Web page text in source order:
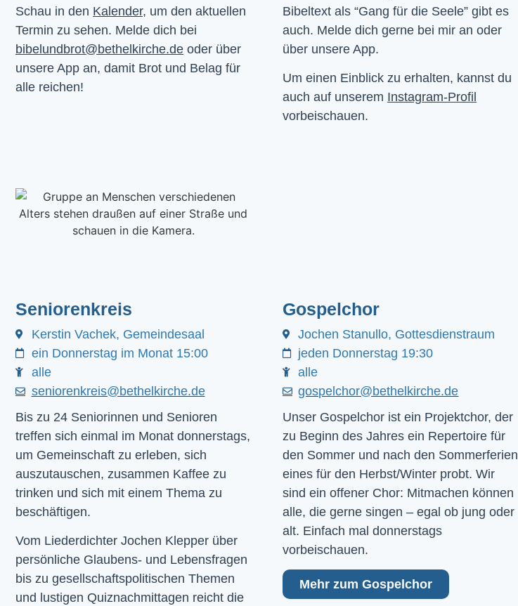
Schau in den Kalender, um den aktuellen
Termin zu sehen. Melde dich bei
bibelundbrot@bethelkirche.de oder über
unsere App an, damit Brot und Belag für
alle reichen!
Bibeltext als “Gang für die Seele” gibt es
auch. Melde dich gerne bei mir an oder
über unsere App.
Um einen Einblick zu erhalten, kannst du
auch auf unserem Instagram-Profil
vorbeischauen.
Seniorenkreis
Kerstin Vachek, Gemeindesaal
ein Donnerstag im Monat 15:00
alle
seniorenkreis@bethelkirche.de
Bis zu 24 Seniorinnen und Senioren
treffen sich einmal im Monat donnerstags,
um Gemeinschaft zu erleben, sich
auszutauschen, zusammen Kaffee zu
trinken und sich mit einem Thema zu
beschäftigen.
Vom Liederdichter Jochen Klepper über
persönliche Glaubens- und Lebensfragen
bis zu gesellschaftspolitischen Themen
und lustigen Quiznachmittagen reicht die
Gospelchor
Jochen Stanullo, Gottesdienstraum
jeden Donnerstag 19:30
alle
gospelchor@bethelkirche.de
Unser Gospelchor ist ein Projektchor, der
zu Beginn des Jahres ein Repertoire für
den Sommer und nach den Sommerferien
eines für den Herbst/Winter probt. Wir
sind ein offener Chor: Mitmachen können
alle, die gerne singen – egal ob jung oder
alt. Einfach mal donnerstags
vorbeischauen.
Mehr zum Gospelchor